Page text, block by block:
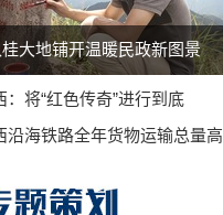
桂大地铺开温暖民政新图景
：将“红色传奇”进行到底
沿海铁路全年货物运输总量高